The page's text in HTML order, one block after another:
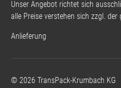
Unser Angebot richtet sich
alle Preise verstehen sich zzgl. der
Anlieferung
© 2026 TransPack-Krumbach KG